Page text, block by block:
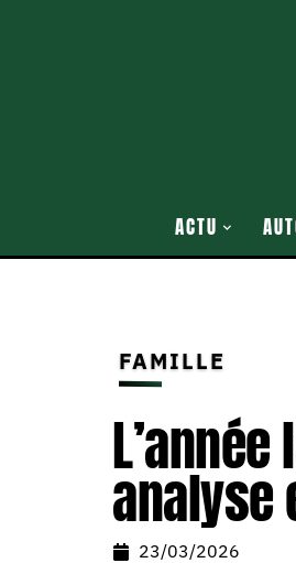
ACTU
FAMILLE
analyse
23/03/2026